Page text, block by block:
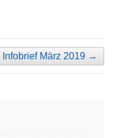
Infobrief März 2019 →